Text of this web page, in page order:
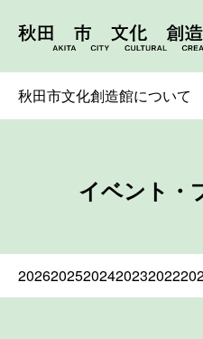
秋田市文化創造館について
イベント・
20262025202420232022